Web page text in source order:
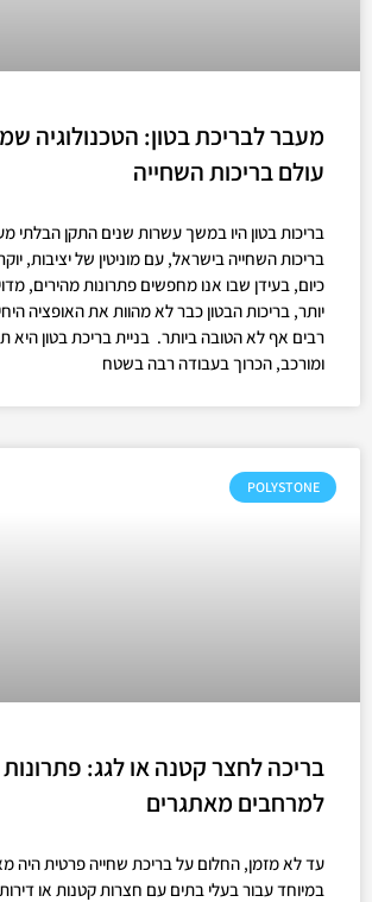
מעבר לבריכת בטון: הטכנולוגיה
עולם בריכות השחייה
בריכות בטון היו במשך עשרות שנים התקן הבלתי
בריכות השחייה בישראל, עם מוניטין של יציבות,
כיום, בעידן שבו אנו מחפשים פתרונות מהירים,
יותר, בריכות הבטון כבר לא מהוות את האופציה
רבים אף לא הטובה ביותר. בניית בריכת בטון היא
ומורכב, הכרוך בעבודה רבה בשטח
POLYSTONE
בריכה לחצר קטנה או לגג: פתרונות
למרחבים מאתגרים
עד לא מזמן, החלום על בריכת שחייה פרטית היה
במיוחד עבור בעלי בתים עם חצרות קטנות או דירות